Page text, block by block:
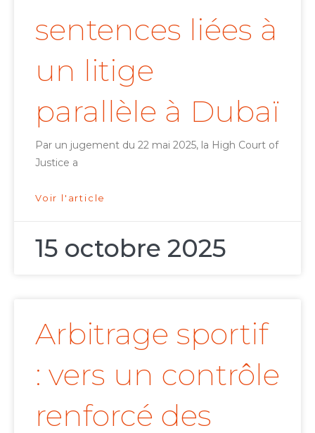
sentences liées à
un litige
parallèle à Dubaï
Par un jugement du 22 mai 2025, la High Court of
Justice a
Voir l'article
15 octobre 2025
Arbitrage sportif
: vers un contrôle
renforcé des